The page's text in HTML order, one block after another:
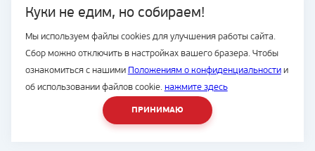
Куки не едим, но собираем!
Мы используем файлы cookies для улучшения работы сайта.
Сбор можно отключить в настройках вашего бразера. Чтобы
ознакомиться с нашими Положениям о конфиденциальностии
об использовании файлов cookie. нажмите здесь
ПРИНИМАЮ